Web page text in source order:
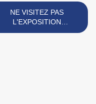
NE VISITEZ PAS
L'EXPOSITION
COLONIALE >